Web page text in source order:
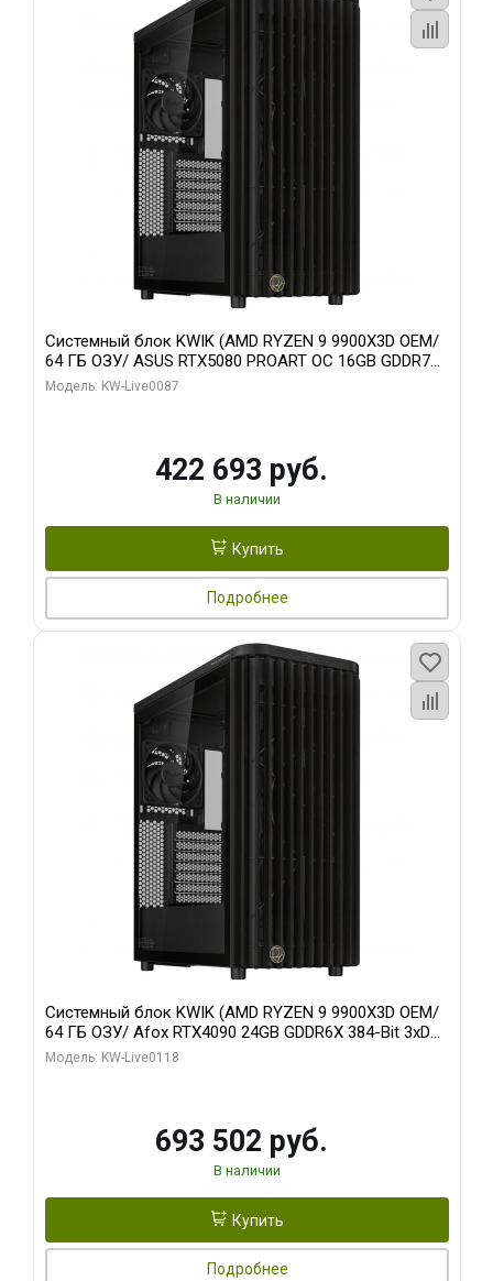
Системный блок KWIK (AMD RYZEN 9 9900X3D OEM/
64 ГБ ОЗУ/ ASUS RTX5080 PROART OC 16GB GDDR7
256bit Type-C DP 2/ 1 ТБ SSD)
Модель: KW-Live0087
422 693 руб.
В наличии
Купить
Подробнее
Системный блок KWIK (AMD RYZEN 9 9900X3D OEM/
64 ГБ ОЗУ/ Afox RTX4090 24GB GDDR6X 384-Bit 3xDP
HDMI ATX Turbo/ 960 ГБ SSD)
Модель: KW-Live0118
693 502 руб.
В наличии
Купить
Подробнее